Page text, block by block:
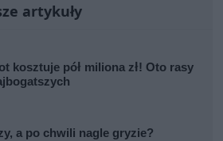
artykuły
kosztuje pół miliona zł! Oto rasy
a po chwili nagle gryzie?